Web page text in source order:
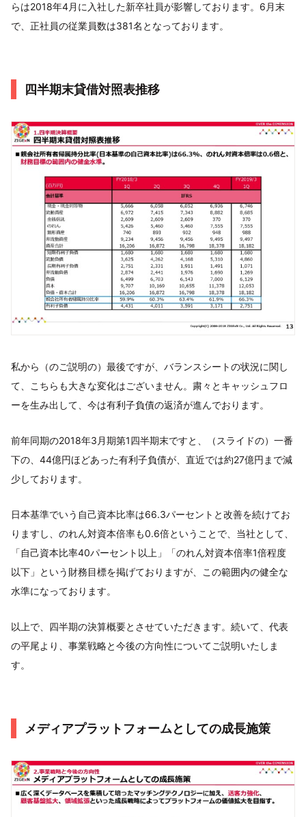
らは2018年4月に入社した新卒社員が影響しております。6月末
で、正社員の従業員数は381名となっております。
四半期末貸借対照表推移
私から（のご説明の）最後ですが、バランスシートの状況に関し
て、こちらも大きな変化はございません。粛々とキャッシュフロ
ーを生み出して、今は有利子負債の返済が進んでおります。
前年同期の2018年3月期第1四半期末ですと、（スライドの）一番
下の、44億円ほどあった有利子負債が、直近では約27億円まで減
少しております。
日本基準でいう自己資本比率は66.3パーセントと改善を続けてお
りますし、のれん対資本倍率も0.6倍ということで、当社として、
「自己資本比率40パーセント以上」「のれん対資本倍率1倍程度
以下」という財務目標を掲げておりますが、この範囲内の健全な
水準になっております。
以上で、四半期の決算概要とさせていただきます。続いて、代表
の平尾より、事業戦略と今後の方向性についてご説明いたしま
す。
メディアプラットフォームとしての成長施策